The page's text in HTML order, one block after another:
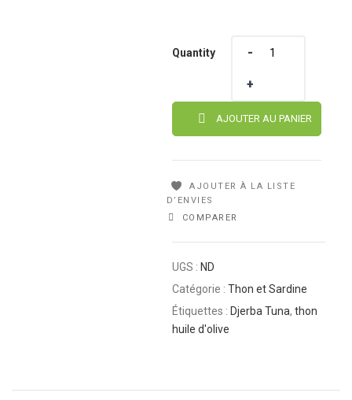
Quantity
AJOUTER AU PANIER
AJOUTER À LA LISTE
D’ENVIES
COMPARER
UGS : ND
Catégorie : Thon et Sardine
Étiquettes : Djerba Tuna, thon
huile d'olive